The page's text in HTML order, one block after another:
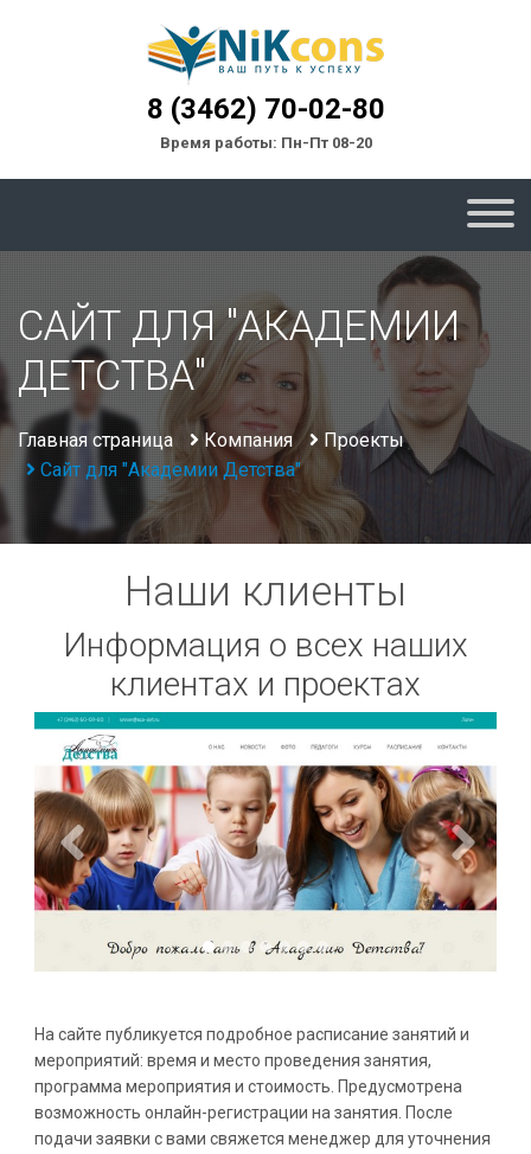
8 (3462) 70-02-80
Время работы: Пн-Пт 08-20
САЙТ ДЛЯ "АКАДЕМИИ
ДЕТСТВА"
Главная страница Компания
Проекты
Сайт для "Академии Детства"
Наши клиенты
Информация о всех наших
клиентах и проектах
На сайте публикуется подробное расписание занятий и
мероприятий: время и место проведения занятия,
программа мероприятия и стоимость. Предусмотрена
возможность онлайн-регистрации на занятия. После
подачи заявки с вами свяжется менеджер для уточнения